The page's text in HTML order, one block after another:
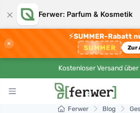
× Ferwer: Parfum & Kosmetik
×
⚡SUMMER-Rabatt
SUMMER Zur
Kostenloser Versand über
Ferwer Blog